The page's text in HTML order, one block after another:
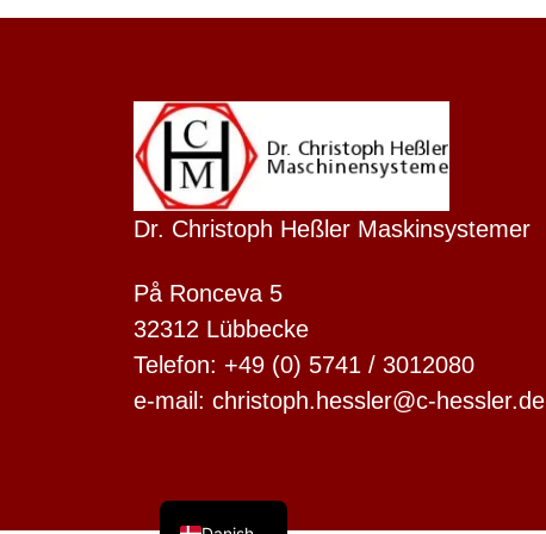
Dr. Christoph Heßler Maskinsystemer
På Ronceva 5
32312 Lübbecke
Telefon: +49 (0) 5741 / 3012080
e-mail: christoph.hessler@c-hessler.de
Italian
Polish
French
Spanish
Finnish
Dutch